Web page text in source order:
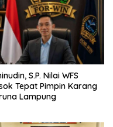
S.P. Nilai WFS
Tepat Pimpin Karang
Lampung